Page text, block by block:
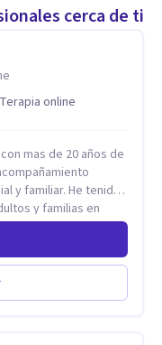
cerca de ti
Terapia online
mas de 20 años de
y familiar. He tenido
y familias en
una variedad de
En la
presencial y/o virtual,
lo acordamos en